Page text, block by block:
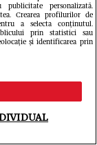
personalizată.
Crearea profilurilor de
a selecta conținutul.
prin statistici sau
și identificarea prin